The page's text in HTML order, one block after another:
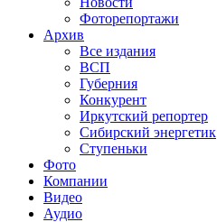
Фоторепортажи
Архив
Все издания
ВСП
Губерния
Конкурент
Иркутский репортер
Сибирский энергетик
Ступеньки
Фото
Компании
Видео
Аудио